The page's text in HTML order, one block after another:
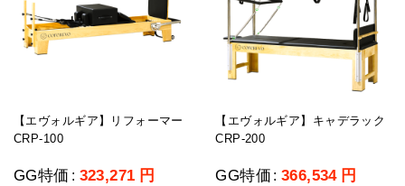
【エヴォルギア】リフォーマー
CRP-100
GG特価 : 323,271 円
【エヴォルギア】キャデラック
CRP-200
GG特価 : 366,534 円